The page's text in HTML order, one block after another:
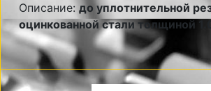
Описание: до уплотнительной
оцинкованной стали толщиной